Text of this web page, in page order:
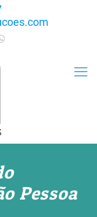
Pessoa